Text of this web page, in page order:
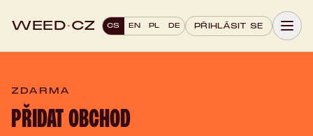
WEED·CZ CS EN PL DE PŘIHLÁSIT SE
ZDARMA
PŘIDAT OBCHOD